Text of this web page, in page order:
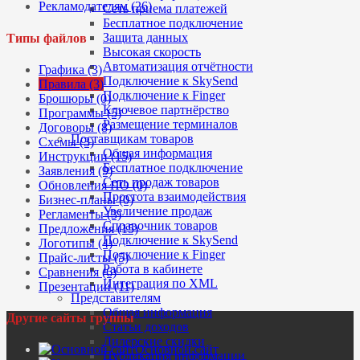
Сеть приема платежей
Бесплатное подключение
Защита данных
Высокая скорость
Автоматизация отчётности
Подключение к SkySend
Подключение к Finger
Ключевое партнёрство
Размещение терминалов
Поставщикам товаров
Общая информация
Бесплатное подключение
Сеть продаж товаров
Простота взаимодействия
Увеличение продаж
Справочник товаров
Подключение к SkySend
Подключение к Finger
Работа в кабинете
Интеграция по XML
Представителям
Общая информация
Статьи доходов
Дилерские скидки
Публикация информации
Рекламодателям (26)
Типы файлов
Графика (3)
Правила (3)
Брошюры (0)
Программы (5)
Договоры (8)
Схемы (3)
Инструкции (15)
Заявления (9)
Обновления ПО (0)
Бизнес-планы (0)
Регламенты (3)
Предложения (15)
Логотипы (4)
Прайс-листы (5)
Сравнения (6)
Презентации (11)
Другие сайты группы
Основной сайт